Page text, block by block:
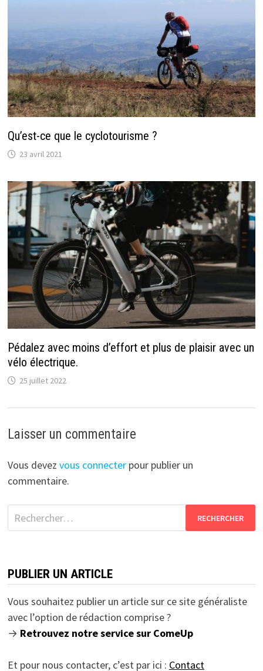
Qu’est-ce que le cyclotourisme ?
23 avril 2021
Pédalez avec moins d’effort et plus de plaisir avec un
vélo électrique.
25 juillet 2022
Laisser un commentaire
Vous devez vous connecterpour publier un
commentaire.
Rechercher :
PUBLIER UN ARTICLE
Vous souhaitez publier un article sur ce site généraliste
avec l’option de rédaction comprise ?
→ Retrouvez notre service sur ComeUp
Et pour nous contacter, c’est par ici : Contact